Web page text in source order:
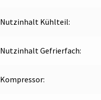
Nutzinhalt Kühlteil:
Nutzinhalt Gefrierfach:
Kompressor: